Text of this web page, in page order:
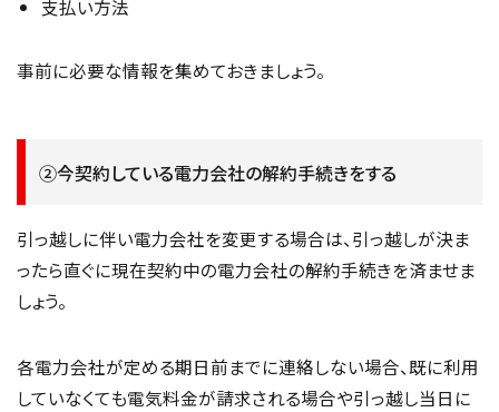
支払い方法
事前に必要な情報を集めておきましょう。
②今契約している電力会社の解約手続きをする
引っ越しに伴い電力会社を変更する場合は、引っ越しが決ま
ったら直ぐに現在契約中の電力会社の解約手続きを済ませま
しょう。
各電力会社が定める期日前までに連絡しない場合、既に利用
していなくても電気料金が請求される場合や引っ越し当日に